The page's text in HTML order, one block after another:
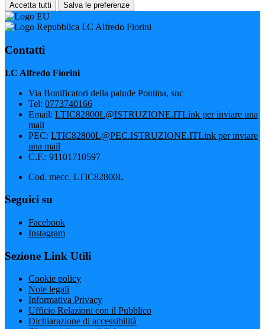
Accetta tutti Salva le preferenze
I.C Alfredo Fiorini
Contatti
I.C Alfredo Fiorini
Via Bonificatori della palude Pontina, snc
Tel: 0773740166
Email: LTIC82800L@ISTRUZIONE.ITLink per inviare una
mail
PEC: LTIC82800L@PEC.ISTRUZIONE.ITLink per inviare
una mail
C.F.: 91101710597
Cod. mecc. LTIC82800L
Seguici su
Facebook
Instagram
Sezione Link Utili
Cookie policy
Note legali
Informativa Privacy
Ufficio Relazioni con il Pubblico
Dichiarazione di accessibilità